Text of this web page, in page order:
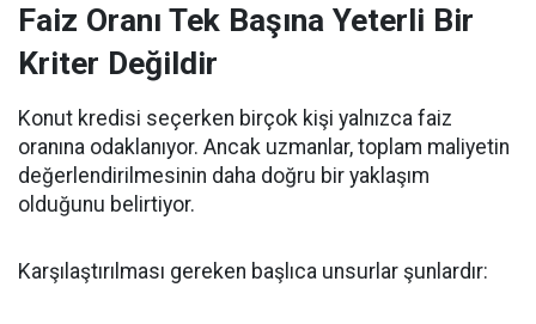
Faiz Oranı Tek Başına Yeterli Bir
Kriter Değildir
Konut kredisi seçerken birçok kişi yalnızca faiz
oranına odaklanıyor. Ancak uzmanlar, toplam maliyetin
değerlendirilmesinin daha doğru bir yaklaşım
olduğunu belirtiyor.
Karşılaştırılması gereken başlıca unsurlar şunlardır: